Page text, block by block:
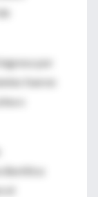
por
fueron
o